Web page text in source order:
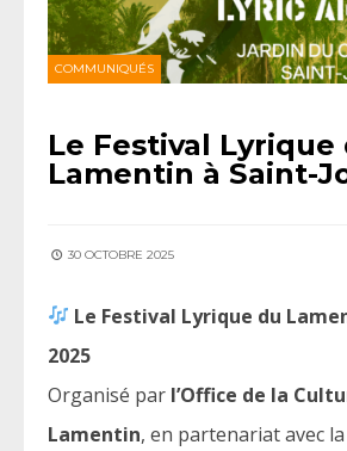
COMMUNIQUÉS
Le Festival Lyrique
Lamentin à Saint-
30 OCTOBRE 2025
Le Festival Lyrique du
2025
Organisé par l’Office de la
Lamentin, en partenariat avec